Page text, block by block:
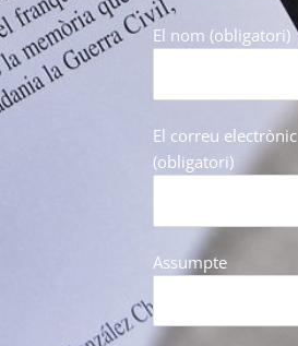
El nom (obligatori)
El correu electrònic
(obligatori)
Assumpte